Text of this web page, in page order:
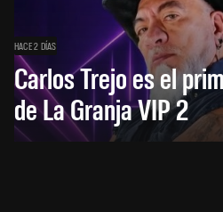
HACE 2 DÍAS
Carlos Trejo es el
de La Granja VIP 2